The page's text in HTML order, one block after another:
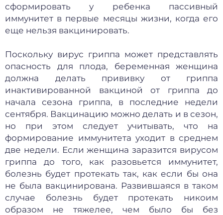
сформировать у ребенка пассивный
иммунитет в первые месяцы жизни, когда его
еще нельзя вакцинировать.
Поскольку вирус гриппа может представлять
опасность для плода, беременная женщина
должна делать прививку от гриппа
инактивированной вакциной от гриппа до
начала сезона гриппа, в последние недели
сентября. Вакцинацию можно делать и в сезон,
но при этом следует учитывать, что на
формирование иммунитета уходит в среднем
две недели. Если женщина заразится вирусом
гриппа до того, как разовьется иммунитет,
болезнь будет протекать так, как если бы она
не была вакцинирована. Развившаяся в таком
случае болезнь будет протекать никоим
образом не тяжелее, чем было бы без